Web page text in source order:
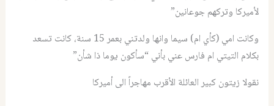
لأميركا وتركهم جوعانين”
وكانت امي (كأي ام) سيما وانها ولدتني بعمر 15 سنة، كانت تسعد
بكلام التيتي ام فارس عني بأني “سأكون يوما ذا شأن”
نقولا زيتون كبير العائلة الأقرب مهاجراً الى أميركا